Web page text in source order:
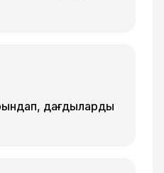
дағдыларды